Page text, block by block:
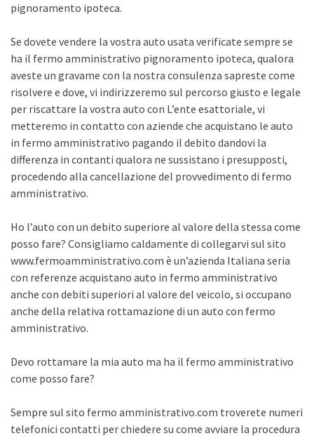
pignoramento ipoteca.
Se dovete vendere la vostra auto usata verificate sempre se
ha il fermo amministrativo pignoramento ipoteca, qualora
aveste un gravame con la nostra consulenza sapreste come
risolvere e dove, vi indirizzeremo sul percorso giusto e legale
per riscattare la vostra auto con L’ente esattoriale, vi
metteremo in contatto con aziende che acquistano le auto
in fermo amministrativo pagando il debito dandovi la
differenza in contanti qualora ne sussistano i presupposti,
procedendo alla cancellazione del provvedimento di fermo
amministrativo.
Ho l’auto con un debito superiore al valore della stessa come
posso fare? Consigliamo caldamente di collegarvi sul sito
www.fermoamministrativo.com è un’azienda Italiana seria
con referenze acquistano auto in fermo amministrativo
anche con debiti superiori al valore del veicolo, si occupano
anche della relativa rottamazione di un auto con fermo
amministrativo.
Devo rottamare la mia auto ma ha il fermo amministrativo
come posso fare?
Sempre sul sito fermo amministrativo.com troverete numeri
telefonici contatti per chiedere su come avviare la procedura